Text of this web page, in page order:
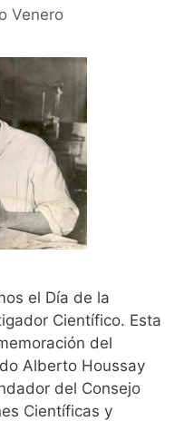
Venero
el Día de la
Científico. Esta
del
Alberto Houssay
del Consejo
Científicas y